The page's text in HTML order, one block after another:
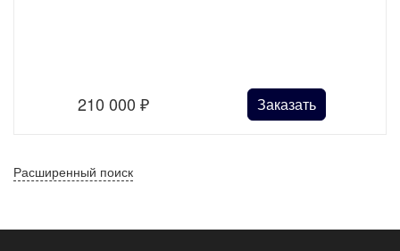
210 000₽ Заказать
Расширенный поиск